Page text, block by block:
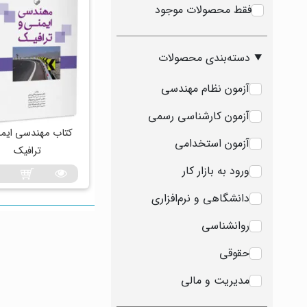
فقط محصولات موجود
دسته‌بندی محصولات
آزمون نظام مهندسی
آزمون کارشناسی رسمی
آزمون استخدامی
ورود به بازار کار
دانشگاهی و نرم‌افزاری
روانشناسی
حقوقی
مدیریت و مالی
کتاب مهندسی
ترافیک